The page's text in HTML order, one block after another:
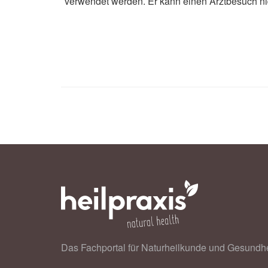
Das Fachportal für Naturheilkunde und